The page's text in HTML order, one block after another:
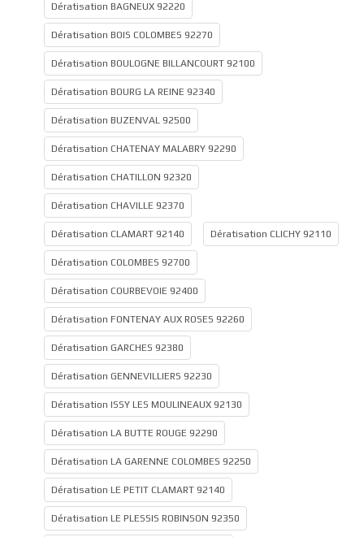
Dératisation BAGNEUX 92220
Dératisation BOIS COLOMBES 92270
Dératisation BOULOGNE BILLANCOURT 92100
Dératisation BOURG LA REINE 92340
Dératisation BUZENVAL 92500
Dératisation CHATENAY MALABRY 92290
Dératisation CHATILLON 92320
Dératisation CHAVILLE 92370
Dératisation CLAMART 92140 Dératisation CLICHY 92110
Dératisation COLOMBES 92700
Dératisation COURBEVOIE 92400
Dératisation FONTENAY AUX ROSES 92260
Dératisation GARCHES 92380
Dératisation GENNEVILLIERS 92230
Dératisation ISSY LES MOULINEAUX 92130
Dératisation LA BUTTE ROUGE 92290
Dératisation LA GARENNE COLOMBES 92250
Dératisation LE PETIT CLAMART 92140
Dératisation LE PLESSIS ROBINSON 92350